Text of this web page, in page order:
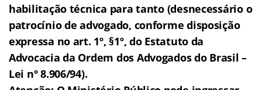
habilitação técnica para tanto (desnecessário o
patrocínio de advogado, conforme disposição
expressa no art. 1º, §1º, do Estatuto da
Advocacia da Ordem dos Advogados do Brasil –
Lei nº 8.906/94).